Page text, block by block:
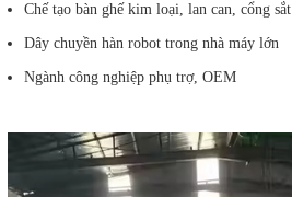
Chế tạo bàn ghế kim loại, lan can, cổng sắt
Dây chuyền hàn robot trong nhà máy lớn
Ngành công nghiệp phụ trợ, OEM